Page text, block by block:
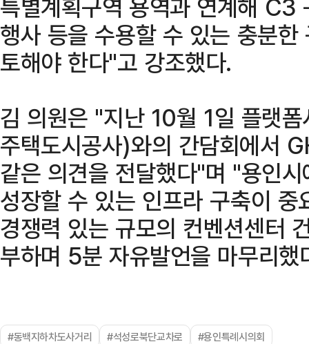
특별계획구역 용역과 연계해 C3
행사 등을 수용할 수 있는 충분
토해야 한다"고 강조했다.
김 의원은 "지난 10월 1일 플랫
주택도시공사)와의 간담회에서
같은 의견을 전달했다"며 "용인
성장할 수 있는 인프라 구축이
경쟁력 있는 규모의 컨벤션센터
부하며 5분 자유발언을 마무리했
#동백지하차도사거리 #석성로북단교차로 #용인특례시의회